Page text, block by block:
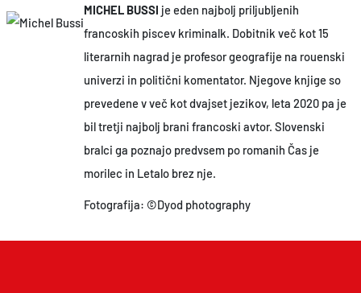
MICHEL BUSSI je eden najbolj priljubljenih
francoskih piscev kriminalk. Dobitnik več kot 15
literarnih nagrad je profesor geografije na rouenski
univerzi in politični komentator. Njegove knjige so
prevedene v več kot dvajset jezikov, leta 2020 pa je
bil tretji najbolj brani francoski avtor. Slovenski
bralci ga poznajo predvsem po romanih Čas je
morilec in Letalo brez nje.
Fotografija: ©Dyod photography